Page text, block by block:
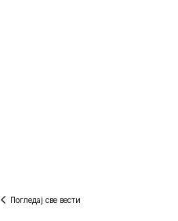
Погледај све вести